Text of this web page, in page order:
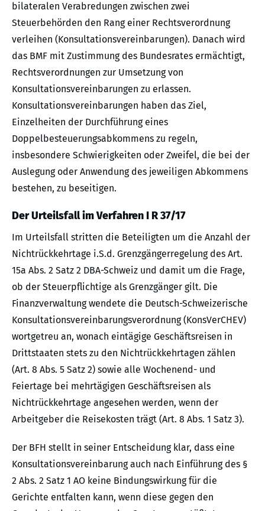
bilateralen Verabredungen zwischen zwei
Steuerbehörden den Rang einer Rechtsverordnung
verleihen (Konsultationsvereinbarungen). Danach wird
das BMF mit Zustimmung des Bundesrates ermächtigt,
Rechtsverordnungen zur Umsetzung von
Konsultationsvereinbarungen zu erlassen.
Konsultationsvereinbarungen haben das Ziel,
Einzelheiten der Durchführung eines
Doppelbesteuerungsabkommens zu regeln,
insbesondere Schwierigkeiten oder Zweifel, die bei der
Auslegung oder Anwendung des jeweiligen Abkommens
bestehen, zu beseitigen.
Der Urteilsfall im Verfahren I R 37/17
Im Urteilsfall stritten die Beteiligten um die Anzahl der
Nichtrückkehrtage i.S.d. Grenzgängerregelung des Art.
15a Abs. 2 Satz 2 DBA-Schweiz und damit um die Frage,
ob der Steuerpflichtige als Grenzgänger gilt. Die
Finanzverwaltung wendete die Deutsch-Schweizerische
Konsultationsvereinbarungsverordnung (KonsVerCHEV)
wortgetreu an, wonach eintägige Geschäftsreisen in
Drittstaaten stets zu den Nichtrückkehrtagen zählen
(Art. 8 Abs. 5 Satz 2) sowie alle Wochenend- und
Feiertage bei mehrtägigen Geschäftsreisen als
Nichtrückkehrtage angesehen werden, wenn der
Arbeitgeber die Reisekosten trägt (Art. 8 Abs. 1 Satz 3).
Der BFH stellt in seiner Entscheidung klar, dass eine
Konsultationsvereinbarung auch nach Einführung des §
2 Abs. 2 Satz 1 AO keine Bindungswirkung für die
Gerichte entfalten kann, wenn diese gegen den